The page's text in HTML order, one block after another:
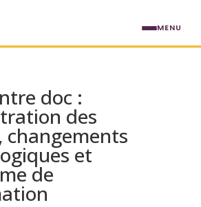
doc :
des
changements
et
de
MENU